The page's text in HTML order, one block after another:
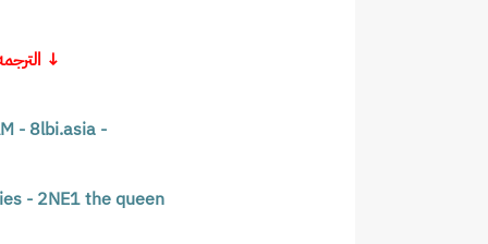
↓
- hanguk-sub - Arab ACE TEAM - 8lbi.asia
- 2NE1 the queen